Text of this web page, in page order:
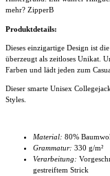
mehr? ZipperB
Produktdetails:
Dieses einzigartige Design ist
überzeugt als zeitloses Unikat.
Farben und lädt jeden zum
Dieser smarte Unisex
Styles.
Material: 80%
Grammatur: 330 g/m²
Verarbeitung:
gestreiftem Strick